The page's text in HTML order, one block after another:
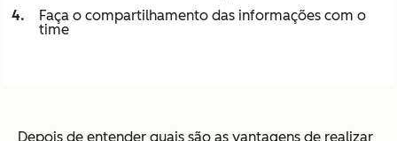
Faça o compartilhamento das informações com o
time
Depois de entender quais são as vantagens de realizar